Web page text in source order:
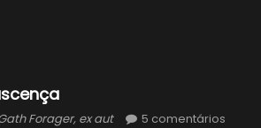
Forager, ex aut 5 comentários